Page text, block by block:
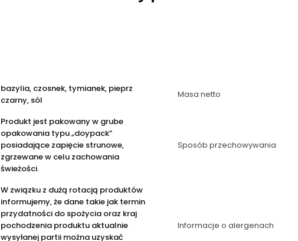
bazylia, czosnek, tymianek, pieprz
czarny, sól
Masa netto
Produkt jest pakowany w grube
opakowania typu „doypack”
posiadające zapięcie strunowe,
zgrzewane w celu zachowania
świeżości.
Sposób przechowywania
W związku z dużą rotacją produktów
informujemy, że dane takie jak termin
przydatności do spożycia oraz kraj
pochodzenia produktu aktualnie
wysyłanej partii można uzyskać
Informacje o alergenach